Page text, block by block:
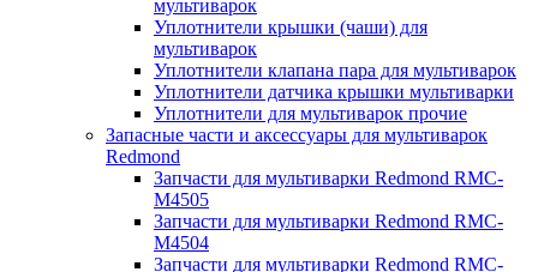
мультиварок
Уплотнители крышки (чаши) для
мультиварок
Уплотнители клапана пара для мультиварок
Уплотнители датчика крышки мультиварки
Уплотнители для мультиварок прочие
Запасные части и аксессуары для мультиварок
Redmond
Запчасти для мультиварки Redmond RMC-
M4505
Запчасти для мультиварки Redmond RMC-
M4504
Запчасти для мультиварки Redmond RMC-